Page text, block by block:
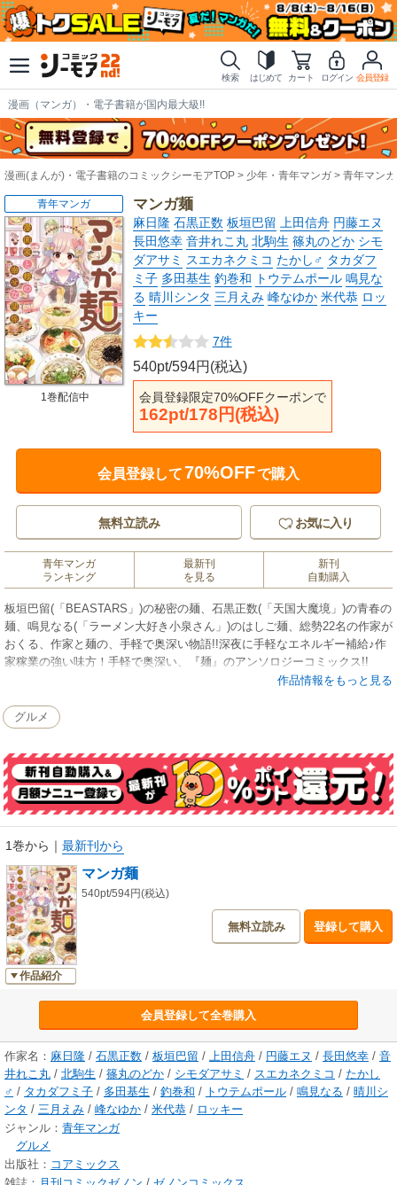
検索 はじめて カート ログイン 会員登録
漫画（マンガ）・電子書籍が国内最大級!!
漫画(まんが)・電子書籍のコミックシーモアTOP 少年・青年マンガ 青年マンガ
マンガ麺
麻日隆 石黒正数 板垣巴留 上田信舟 円藤エヌ
長田悠幸 音井れこ丸 北駒生 篠丸のどか シモ
ダアサミ スエカネクミコ たかし♂ タカダフ
ミ子 多田基生 釣巻和 トウテムポール 鳴見な
る 晴川シンタ 三月えみ 峰なゆか 米代恭 ロッ
キー
7件
540pt/594円(税込)
会員登録限定70%OFFクーポンで
162pt/178円(税込)
青年マンガ
1巻配信中
会員登録して70%OFFで購入
無料立読み お気に入り
青年マンガ
ランキング
最新刊
を見る
新刊
自動購入
板垣巴留(「BEASTARS」)の秘密の麺、石黒正数(「天国大魔境」)の青春の
麺、鳴見なる(「ラーメン大好き小泉さん」)のはしご麺、総勢22名の作家が
おくる、作家と麺の、手軽で奥深い物語!!深夜に手軽なエネルギー補給♪作
家稼業の強い味方！手軽で奥深い、『麺』のアンソロジーコミックス!!
丸／北駒生／篠丸のどか／シモダアサミ／スエカネクミコ／たかし♂／タ
カダフミ子／多田基生／釣巻和／トウテムポール／鳴見なる／晴川シンタ
／三月えみ／峰なゆか／米代恭／ロッキー
作品情報をもっと見る
グルメ
1巻から ｜ 最新刊から
作品紹介
マンガ麺
540pt/594円(税込)
無料立読み 登録して購入
会員登録して全巻購入
作家名： 麻日隆 / 石黒正数 / 板垣巴留 / 上田信舟 / 円藤エヌ / 長田悠幸 / 音
井れこ丸 / 北駒生 / 篠丸のどか / シモダアサミ / スエカネクミコ / たかし
♂ / タカダフミ子 / 多田基生 / 釣巻和 / トウテムポール / 鳴見なる / 晴川シ
ンタ / 三月えみ / 峰なゆか / 米代恭 / ロッキー
ジャンル： 青年マンガ
グルメ
出版社： コアミックス